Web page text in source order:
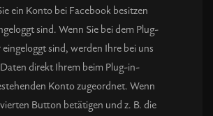
ein Konto bei Facebook besitzen
sind. Wenn Sie bei dem Plug-
sind, werden Ihre bei uns
direkt Ihrem beim Plug-in-
Konto zugeordnet. Wenn
Button betätigen und z. B. die